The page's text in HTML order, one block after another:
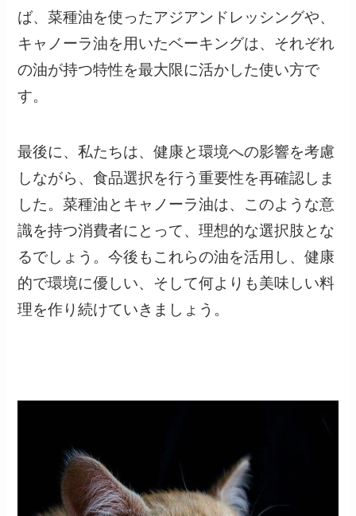
ば、菜種油を使ったアジアンドレッシングや、
キャノーラ油を用いたベーキングは、それぞれ
の油が持つ特性を最大限に活かした使い方で
す。
最後に、私たちは、健康と環境への影響を考慮
しながら、食品選択を行う重要性を再確認しま
した。菜種油とキャノーラ油は、このような意
識を持つ消費者にとって、理想的な選択肢とな
るでしょう。今後もこれらの油を活用し、健康
的で環境に優しい、そして何よりも美味しい料
理を作り続けていきましょう。